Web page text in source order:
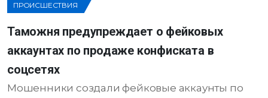
ПРОИСШЕСТВИЯ
Таможня предупреждает о фейковых
аккаунтах по продаже конфиската в
соцсетях
Мошенники создали фейковые аккаунты по